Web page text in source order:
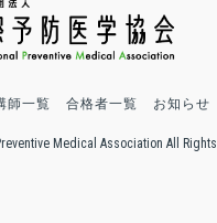
師一覧 合格者一覧 お知らせ
Medical Association All